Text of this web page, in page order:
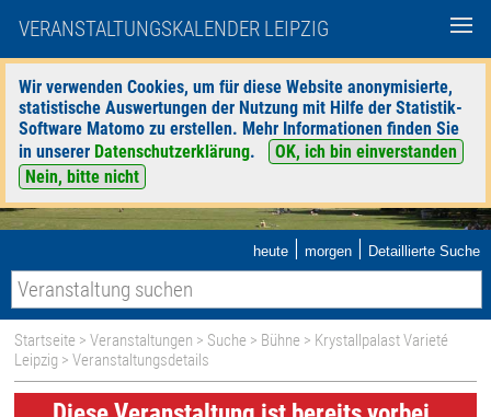
VERANSTALTUNGSKALENDER LEIPZIG
Wir verwenden Cookies, um für diese Website anonymisierte,
statistische Auswertungen der Nutzung mit Hilfe der Statistik-
Software Matomo zu erstellen. Mehr Informationen finden Sie
in unserer Datenschutzerklärung.
OK, ich bin einverstanden
Nein, bitte nicht
heute | morgen | Detaillierte Suche
Startseite >Veranstaltungen > Suche > Bühne > Krystallpalast Varieté
Leipzig > Veranstaltungsdetails